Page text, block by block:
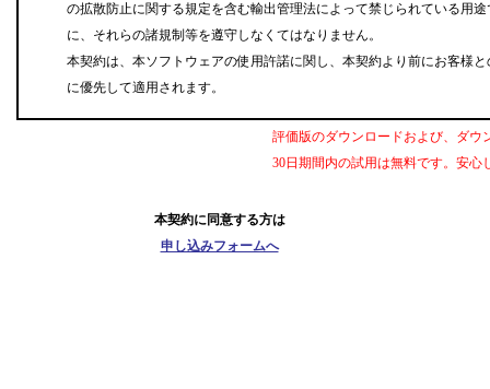
の拡散防止に関する規定を含む輸出管理法によって禁じられている用
に、それらの諸規制等を遵守しなくてはなりません。
本契約は、本ソフトウェアの使用許諾に関し、本契約より前にお客様
に優先して適用されます。
評価版のダウンロードおよび、ダウ
30日期間内の試用は無料です。安心
本契約に同意する方は
申し込みフォームへ